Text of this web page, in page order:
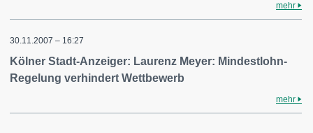
mehr
30.11.2007 – 16:27
Kölner Stadt-Anzeiger: Laurenz Meyer: Mindestlohn-
Regelung verhindert Wettbewerb
mehr